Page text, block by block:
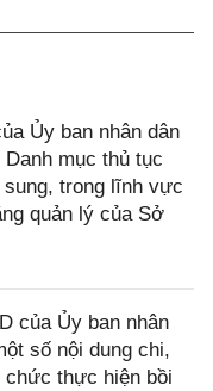
QĐ-UBND
Ủy ban nhân dân
mục thủ tục
trong lĩnh vực
quản lý của Sở
của Ủy ban nhân
số nội dung chi,
thực hiện bồi